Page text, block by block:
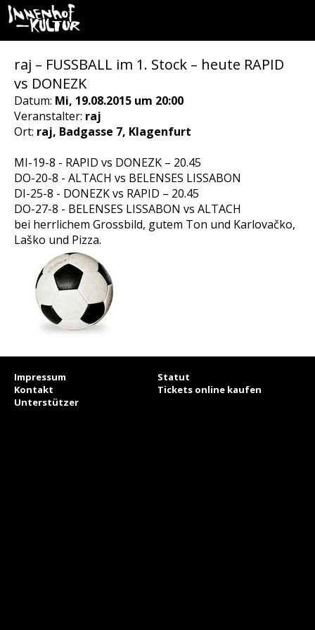
raj – FUSSBALL im 1. Stock – heute RAPID
vs DONEZK
Datum: Mi, 19.08.2015 um 20:00
Veranstalter: raj
Ort: raj, Badgasse 7, Klagenfurt
MI-19-8 - RAPID vs DONEZK – 20.45
DO-20-8 - ALTACH vs BELENSES LISSABON
DI-25-8 - DONEZK vs RAPID – 20.45
DO-27-8 - BELENSES LISSABON vs ALTACH
bei herrlichem Grossbild, gutem Ton und Karlovačko,
Laško und Pizza.
Impressum
Statut
Kontakt
Tickets online kaufen
Unterstützer